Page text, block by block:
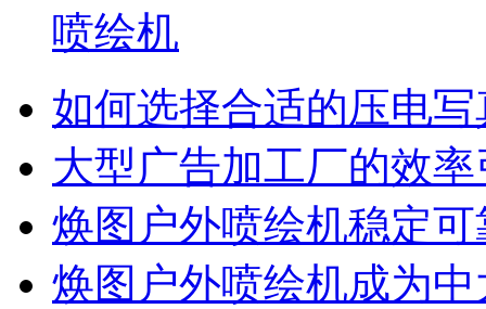
喷绘机
如何选择合适的压电
大型广告加工厂的效
焕图户外喷绘机稳定
焕图户外喷绘机成为